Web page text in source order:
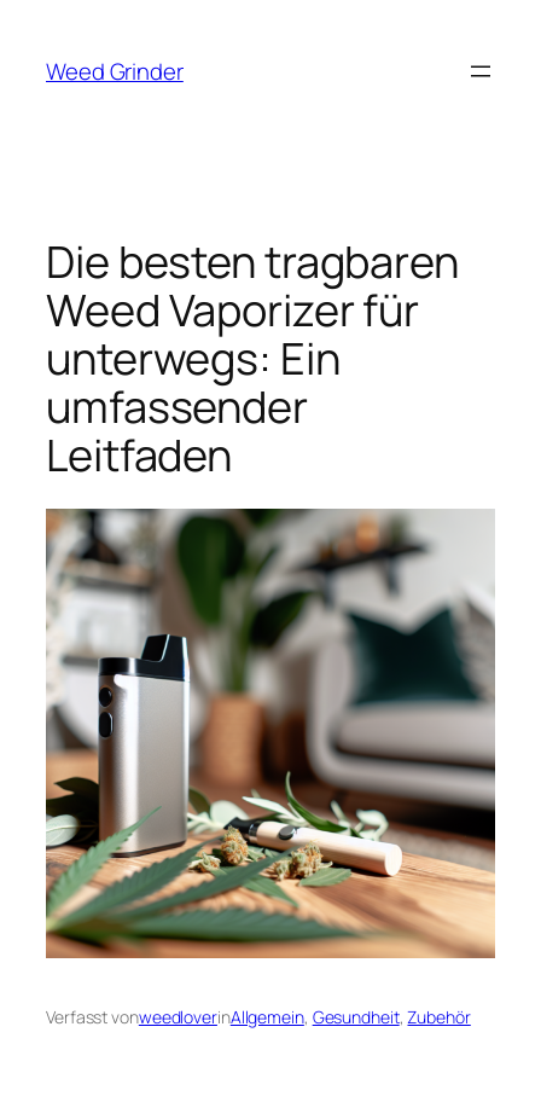
springen
Weed Grinder
Die besten tragbaren
Weed Vaporizer für
unterwegs: Ein
umfassender
Leitfaden
Verfasst vonweedloverinAllgemein, Gesundheit, Zubehör